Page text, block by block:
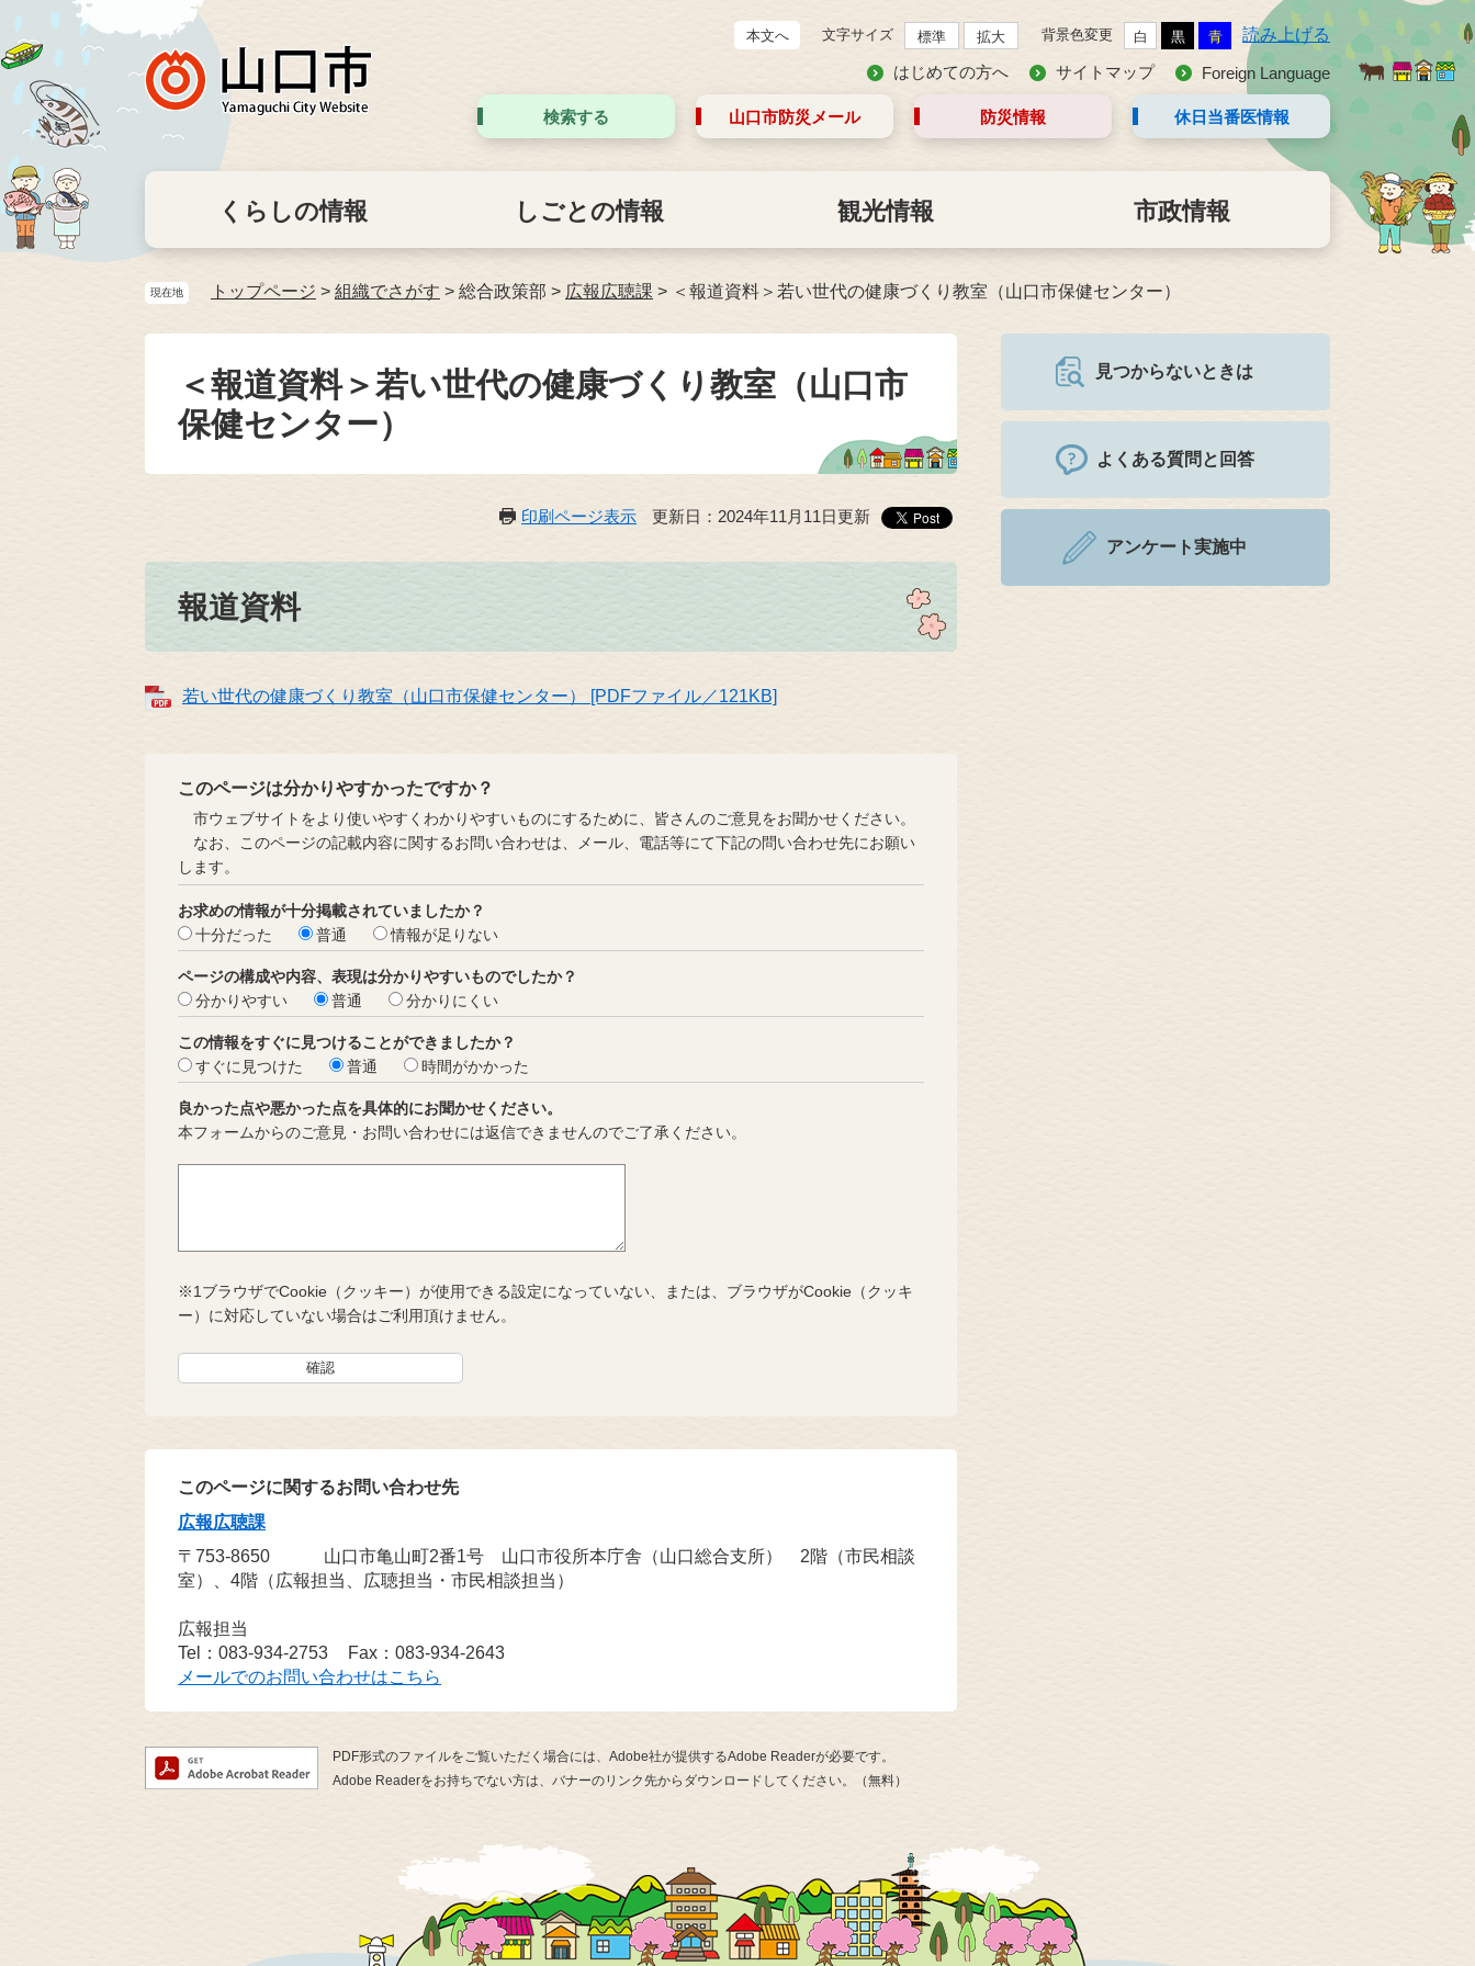
本文へ 文字サイズ 標準 拡大 背景色変更 白 黒 青 読み上げる
はじめての方へ サイトマップ Foreign Language
検索する 山口市防災 メール 防災情報 休日当番医情報
くらしの情報 しごとの情報 観光情報 市政情報
現在地 トップページ > 組織でさがす > 総合政策部 > 広報広聴課 > ＜報道資料＞若い世代の健康づくり教室（山口市保健センター）
＜報道資料＞若い世代の健康づくり教室（山口市
保健センター）
印刷ページ表示 更新日：2024年11月11日更新
報道資料
若い世代の健康づくり教室（山口市保健センター） [PDFファイル／121KB]
このページは分かりやすかったですか？
市ウェブサイトをより使いやすくわかりやすいものにするために、皆さんのご意見をお聞かせください。
なお、このページの記載内容に関するお問い合わせは、メール、電話等にて下記の問い合わせ先にお願い
します。
お求めの情報が十分掲載されていましたか？
十分だった
普通 情報が足りない
ページの構成や内容、表現は分かりやすいものでしたか？
分かりやすい
普通 分かりにくい
この情報をすぐに見つけることができましたか？
すぐに見つけた
普通 時間がかかった
良かった点や悪かった点を具体的にお聞かせください。
本フォームからのご意見・お問い合わせには返信できませんのでご了承ください。
※1ブラウザでCookie（クッキー）が使用できる設定になっていない、または、ブラウザがCookie（クッキ
ー）に対応していない場合はご利用頂けません。
このページに関するお問い合わせ先
広報広聴課
〒753-8650
山口市亀山町2番1号 山口市役所本庁舎（山口総合支所） 2階（市民相談
室）、4階（広報担当、広聴担当・市民相談担当）
広報担当
Tel：083-934-2753
Fax：083-934-2643
メールでのお問い合わせはこちら
PDF形式のファイルをご覧いただく場合には、Adobe社が提供するAdobe Readerが必要です。
Adobe Readerをお持ちでない方は、バナーのリンク先からダウンロードしてください。（無料）
見つからないときは
よくある質問と回答
アンケート実施中